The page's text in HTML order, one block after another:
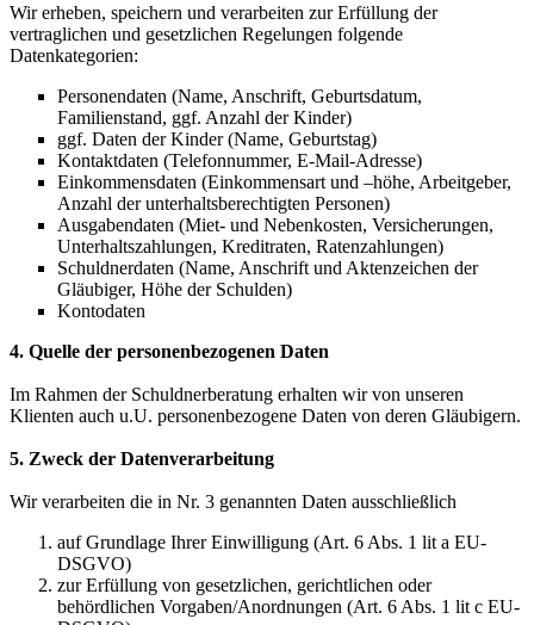
Wir erheben, speichern und verarbeiten zur Erfüllung der
vertraglichen und gesetzlichen Regelungen folgende
Datenkategorien:
Personendaten (Name, Anschrift, Geburtsdatum,
Familienstand, ggf. Anzahl der Kinder)
ggf. Daten der Kinder (Name, Geburtstag)
Kontaktdaten (Telefonnummer, E-Mail-Adresse)
Einkommensdaten (Einkommensart und –höhe, Arbeitgeber,
Anzahl der unterhaltsberechtigten Personen)
Ausgabendaten (Miet- und Nebenkosten, Versicherungen,
Unterhaltszahlungen, Kreditraten, Ratenzahlungen)
Schuldnerdaten (Name, Anschrift und Aktenzeichen der
Gläubiger, Höhe der Schulden)
Kontodaten
4. Quelle der personenbezogenen Daten
Im Rahmen der Schuldnerberatung erhalten wir von unseren
Klienten auch u.U. personenbezogene Daten von deren Gläubigern.
5. Zweck der Datenverarbeitung
Wir verarbeiten die in Nr. 3 genannten Daten ausschließlich
auf Grundlage Ihrer Einwilligung (Art. 6 Abs. 1 lit a EU-
DSGVO)
zur Erfüllung von gesetzlichen, gerichtlichen oder
behördlichen Vorgaben/Anordnungen (Art. 6 Abs. 1 lit c EU-